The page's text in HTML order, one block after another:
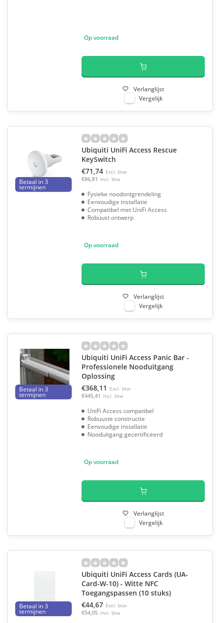
Op voorraad
Verlanglijst
Vergelijk
Betaal in 3
termijnen
Ubiquiti UniFi Access Rescue
KeySwitch
€71,74 Excl. btw
€86,81 Incl. btw
Fysieke noodontgrendeling
Eenvoudige installatie
Compatibel met UniFi Access
Robuust ontwerp
Op voorraad
Verlanglijst
Vergelijk
Betaal in 3
termijnen
Ubiquiti UniFi Access Panic Bar -
Professionele Nooduitgang
Oplossing
€368,11 Excl. btw
€445,41 Incl. btw
UniFi Access compatibel
Robuuste constructie
Eenvoudige installatie
Nooduitgang gecertificeerd
Op voorraad
Verlanglijst
Vergelijk
Betaal in 3
termijnen
Ubiquiti UniFi Access Cards (UA-
Card-W-10) - Witte NFC
Toegangspassen (10 stuks)
€44,67 Excl. btw
€54,05 Incl. btw